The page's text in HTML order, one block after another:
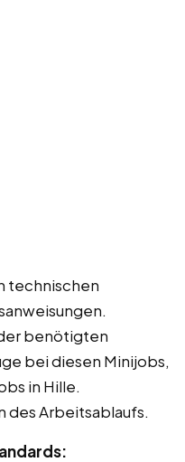
technischen
benötigten
bei diesen Minijobs,
in Hille.
des Arbeitsablaufs.